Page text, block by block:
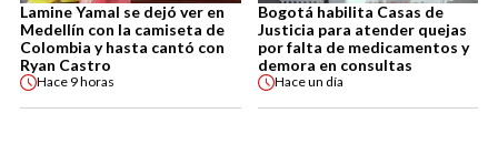
Lamine Yamal se dejó ver en
Medellín con la camiseta de
Colombia y hasta cantó con
Ryan Castro
Hace 9 horas
Bogotá habilita Casas de
Justicia para atender quejas
por falta de medicamentos y
demora en consultas
Haceun día